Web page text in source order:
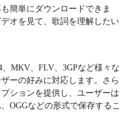
簡単にダウンロードできま
オを見て、歌詞を理解したい
MKV、FLV、3GPなど様々な
ーの好みに対応します。さら
ションを提供し、ユーザーは
OGGなどの形式で保存するこ